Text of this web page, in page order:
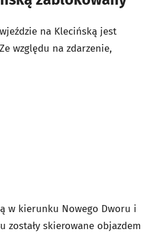
na Klecińską jest
względu na zdarzenie,
w kierunku Nowego Dworu i
zostały skierowane objazdem